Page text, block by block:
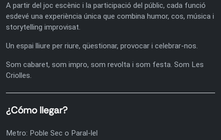
A partir del joc escènic i la participació del públic, cada funció
esdevé una experiència única que combina humor, cos, música i
storytelling improvisat.
Un espai lliure per riure, qüestionar, provocar i celebrar-nos.
Som cabaret, som impro, som revolta i som festa. Som Les
Criolles.
¿Cómo llegar?
Metro: Poble Sec o Paral-lel